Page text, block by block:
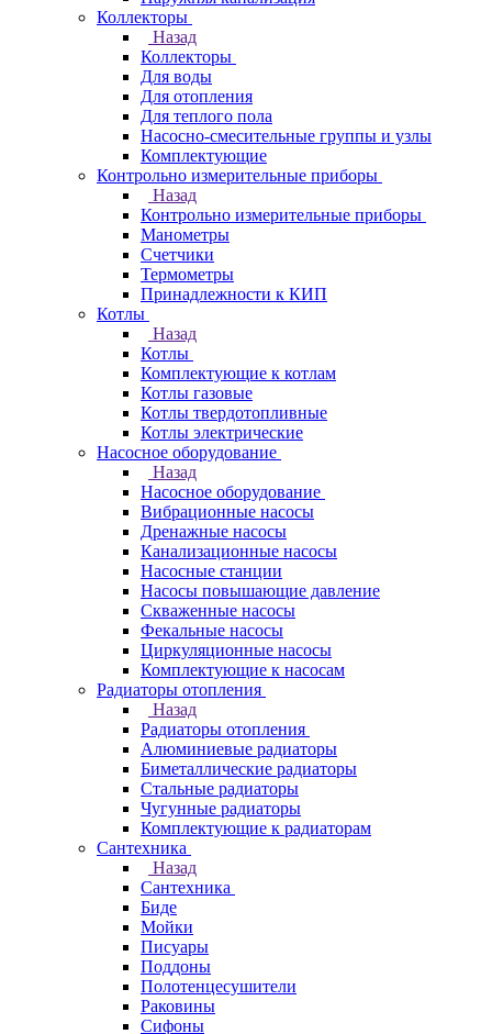
Коллекторы
Назад
Коллекторы
Для воды
Для отопления
Для теплого пола
Насосно-смесительные группы и узлы
Комплектующие
Контрольно измерительные приборы
Назад
Контрольно измерительные приборы
Манометры
Счетчики
Термометры
Принадлежности к КИП
Котлы
Назад
Котлы
Комплектующие к котлам
Котлы газовые
Котлы твердотопливные
Котлы электрические
Насосное оборудование
Назад
Насосное оборудование
Вибрационные насосы
Дренажные насосы
Канализационные насосы
Насосные станции
Насосы повышающие давление
Скваженные насосы
Фекальные насосы
Циркуляционные насосы
Комплектующие к насосам
Радиаторы отопления
Назад
Радиаторы отопления
Алюминиевые радиаторы
Биметаллические радиаторы
Стальные радиаторы
Чугунные радиаторы
Комплектующие к радиаторам
Сантехника
Назад
Сантехника
Биде
Мойки
Писуары
Поддоны
Полотенцесушители
Раковины
Сифоны